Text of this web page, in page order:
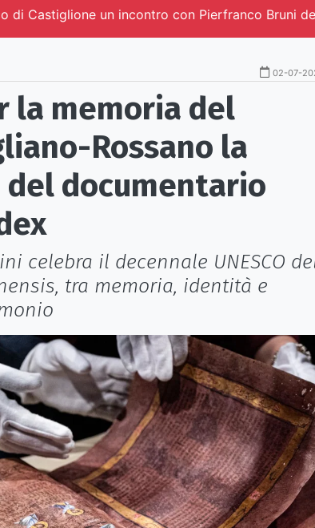
di Castiglione un incontro con Pierfranco Bruni
02-07-
la memoria del
Rossano la
documentario
celebra il decennale UNESCO
tra memoria, identità e